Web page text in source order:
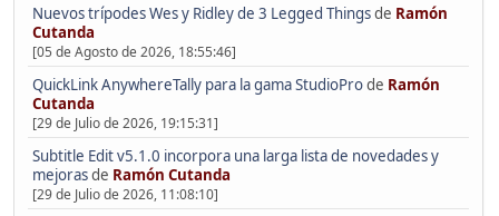
Nuevos trípodes Wes y Ridley de 3 Legged Thingsde Ramón
Cutanda
[05 de Agosto de 2026, 18:55:46]
QuickLink AnywhereTally para la gama StudioProde Ramón
Cutanda
[29 de Julio de 2026, 19:15:31]
Subtitle Edit v5.1.0 incorpora una larga lista de novedades y
mejorasde Ramón Cutanda
[29 de Julio de 2026, 11:08:10]